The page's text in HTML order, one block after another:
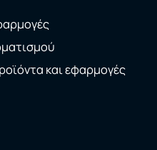
και εφαρμογές